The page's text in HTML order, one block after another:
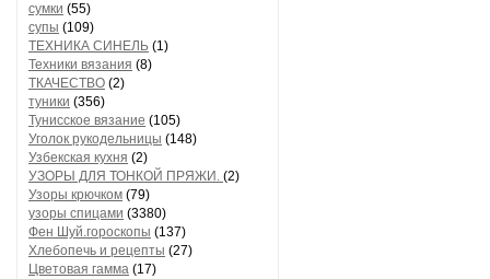
сумки (55)
супы (109)
ТЕХНИКА СИНЕЛЬ (1)
Техники вязания (8)
ТКАЧЕСТВО (2)
туники (356)
Тунисское вязание (105)
Уголок рукодельницы (148)
Узбекская кухня (2)
УЗОРЫ ДЛЯ ТОНКОЙ ПРЯЖИ. (2)
Узоры крючком (79)
узоры спицами (3380)
Фен Шуй.гороскопы (137)
Хлебопечь и рецепты (27)
Цветовая гамма (17)